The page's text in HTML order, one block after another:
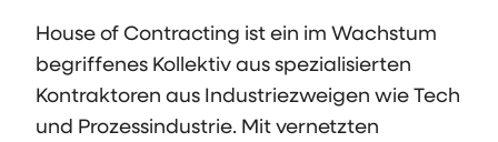
House of Contracting ist ein im Wachstum
begriffenes Kollektiv aus spezialisierten
Kontraktoren aus Industriezweigen wie Tech
und Prozessindustrie. Mit vernetzten